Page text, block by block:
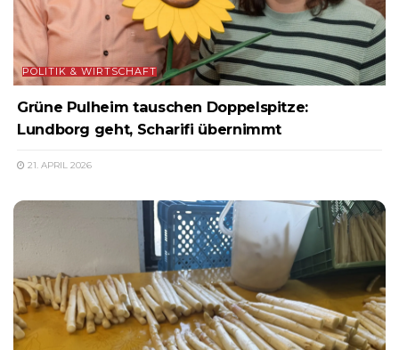
POLITIK & WIRTSCHAFT
Grüne Pulheim tauschen Doppelspitze:
Lundborg geht, Scharifi übernimmt
21. APRIL 2026